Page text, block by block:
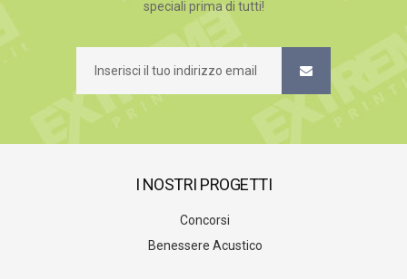
speciali prima di tutti!
I NOSTRI PROGETTI
Concorsi
Benessere Acustico